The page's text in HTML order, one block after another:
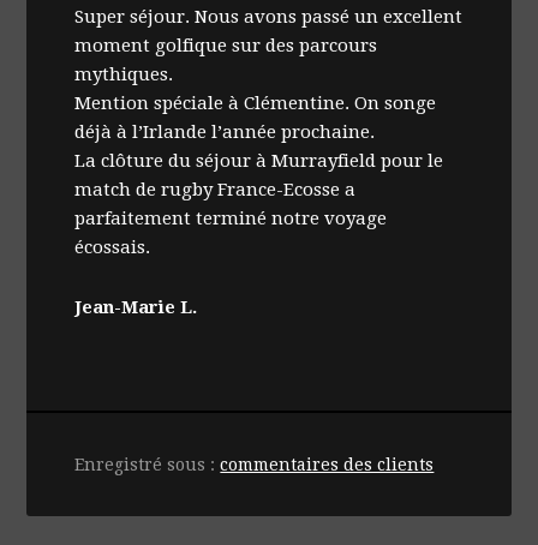
Super séjour. Nous avons passé un excellent
moment golfique sur des parcours
mythiques.
Mention spéciale à Clémentine. On songe
déjà à l’Irlande l’année prochaine.
La clôture du séjour à Murrayfield pour le
match de rugby France-Ecosse a
parfaitement terminé notre voyage
écossais.
Jean-Marie L.
Enregistré sous :commentaires des clients